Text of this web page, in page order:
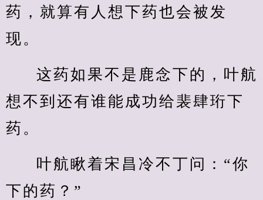
药，就算有人想下药也会被发
现。
这药如果不是鹿念下的，叶航
想不到还有谁能成功给裴肆珩下
药。
叶航瞅着宋昌冷不丁问：“你
下的药？”